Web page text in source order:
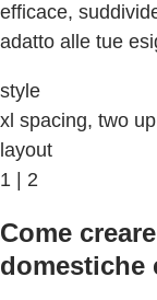
efficace,
adatto alle tue
style
xl spacing, two up
layout
1 | 2
Come
domestiche